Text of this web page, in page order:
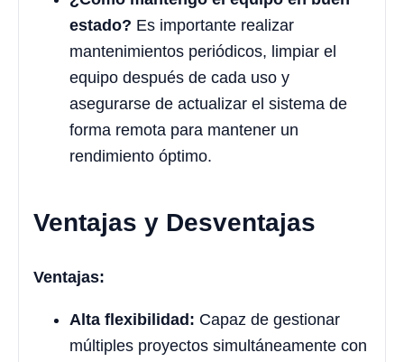
estado? Es importante realizar
mantenimientos periódicos, limpiar el
equipo después de cada uso y
asegurarse de actualizar el sistema de
forma remota para mantener un
rendimiento óptimo.
Ventajas y Desventajas
Ventajas:
Alta flexibilidad: Capaz de gestionar
múltiples proyectos simultáneamente con